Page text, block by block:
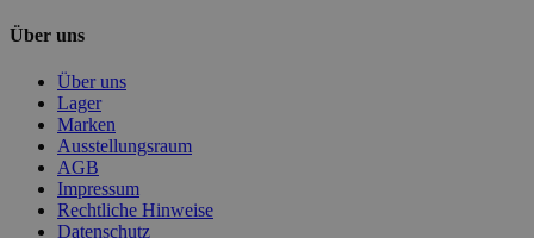
Über uns
Über uns
Lager
Marken
Ausstellungsraum
AGB
Impressum
Rechtliche Hinweise
Datenschutz